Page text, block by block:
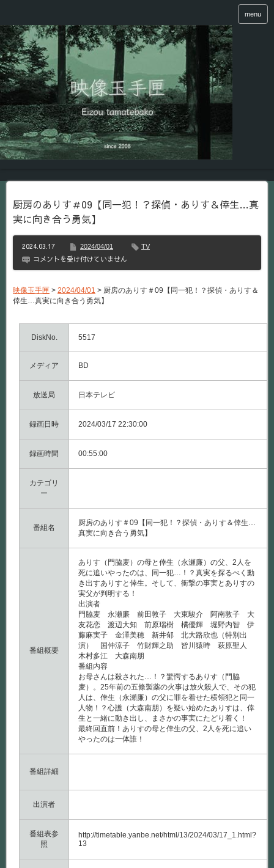
menu
厨房のありす＃09【同一犯！？探偵・ありす＆倖生…真
実に向き合う勇気】
2024.03.17 2024/04/01 TV
厨
房
あ
り
す
09【同
一
偵・
す
生…
に
合
は
コメントを受け付けていません
映像玉手匣 > 2024/04/01 > 厨房のありす＃09【同一犯！？探偵・ありす＆
倖生…真実に向き合う勇気】
DiskNo. 5517
メディア BD
放送局 日本テレビ
録画日時 2024/03/17 22:30:00
録画時間 00:55:00
カテゴリ
ー
番組名
厨房のありす＃09【同一犯！？探偵・ありす＆倖生…
真実に向き合う勇気】
番組概要
ありす（門脇麦）の母と倖生（永瀬廉）の父、2人を
死に追いやったのは、同一犯…！？真実を探るべく動
き出すありすと倖生。そして、衝撃の事実とありすの
実父が判明する！
出演者
門脇麦 永瀬廉 前田敦子 大東駿介 阿南敦子 大
友花恋 渡辺大知 前原瑞樹 橘優輝 堀野内智 伊
藤麻実子 金澤美穂 新井郁 北大路欣也（特別出
演） 国仲涼子 竹財輝之助 皆川猿時 萩原聖人
木村多江 大森南朋
番組内容
お母さんは殺された…！？驚愕するありす（門脇
麦）。25年前の五條製薬の火事は放火殺人で、その犯
人は、倖生（永瀬廉）の父に罪を着せた横領犯と同一
人物！？心護（大森南朋）を疑い始めたありすは、倖
生と一緒に動き出し、まさかの事実にたどり着く！
最終回直前！ありすの母と倖生の父、2人を死に追い
やったのは一体誰！
番組詳細
出演者
番組表参
照
http://timetable.yanbe.net/html/13/2024/03/17_1.html?
13